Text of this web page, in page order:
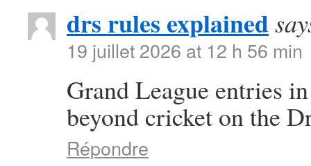
drs rules explained
19 juillet 2026 at 12 h 56 min
Grand League entries
beyond cricket on the
Répondre